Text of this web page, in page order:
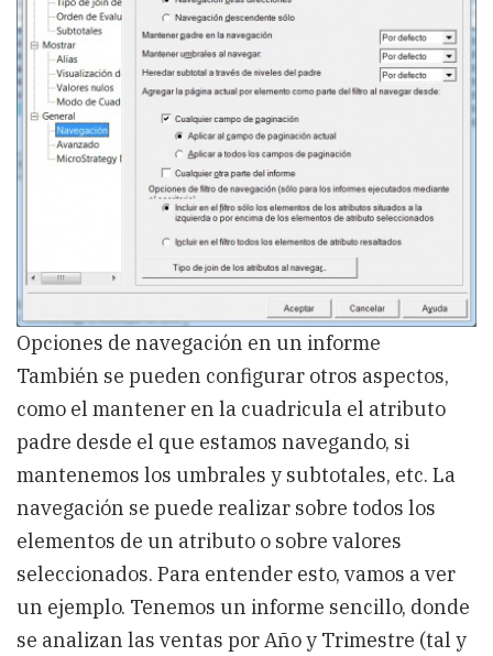
Opciones de navegación en un informe
También se pueden configurar otros aspectos,
como el mantener en la cuadricula el atributo
padre desde el que estamos navegando, si
mantenemos los umbrales y subtotales, etc. La
navegación se puede realizar sobre todos los
elementos de un atributo o sobre valores
seleccionados. Para entender esto, vamos a ver
un ejemplo. Tenemos un informe sencillo, donde
se analizan las ventas por Año y Trimestre (tal y